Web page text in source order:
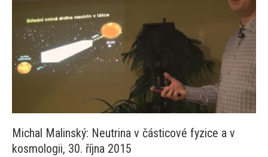
Michal Malinský: Neutrina v částicové fyzice a v
kosmologii, 30. října 2015